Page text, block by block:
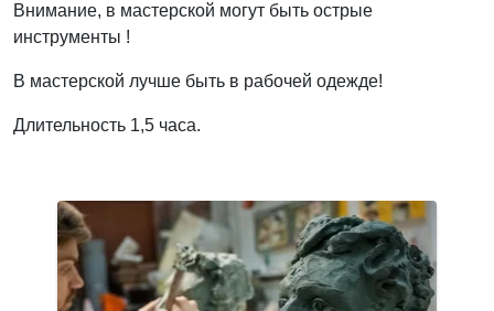
Внимание, в мастерской могут быть острые
инструменты !
В мастерской лучше быть в рабочей одежде!
Длительность 1,5 часа.